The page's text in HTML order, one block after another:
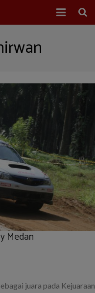
Medan
juara pada Kejuaraan